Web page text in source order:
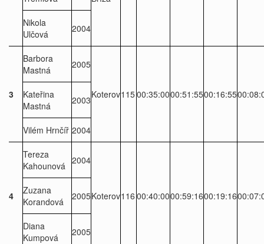
Nikola
Ulčová
2004
3
Barbora
Mastná
2005
Koterov11500:35:0000:51:5500:16:55
Kateřina
Mastná
2003
Vilém Hrnčíř 2004
4
Tereza
Kahounová 2004
Koterov116 00:40:0000:59:1600:19:16
Zuzana
Korandová
2005
Diana
Kumpová
2005